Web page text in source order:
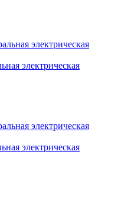
электрическая
электрическая